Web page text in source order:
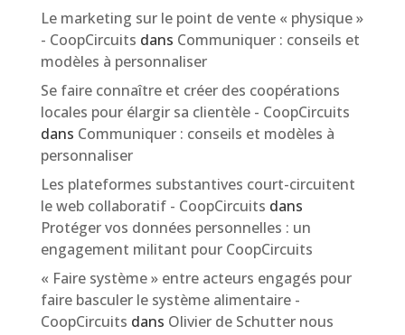
Le marketing sur le point de vente « physique »
- CoopCircuits dans Communiquer : conseils et
modèles à personnaliser
Se faire connaître et créer des coopérations
locales pour élargir sa clientèle - CoopCircuits
dans Communiquer : conseils et modèles à
personnaliser
Les plateformes substantives court-circuitent
le web collaboratif - CoopCircuits dans
Protéger vos données personnelles : un
engagement militant pour CoopCircuits
« Faire système » entre acteurs engagés pour
faire basculer le système alimentaire -
CoopCircuits dans Olivier de Schutter nous